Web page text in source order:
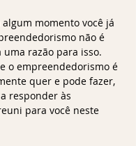
momento você já
não é
uma razão para isso.
o empreendedorismo é
quer e pode fazer,
responder às
para você neste